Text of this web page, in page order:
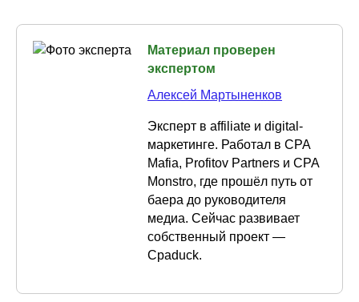
Материал проверен
экспертом
Алексей Мартыненков
Эксперт в affiliate и digital-
маркетинге. Работал в CPA
Mafia, Profitov Partners и CPA
Monstro, где прошёл путь от
баера до руководителя
медиа. Сейчас развивает
собственный проект —
Cpaduck.